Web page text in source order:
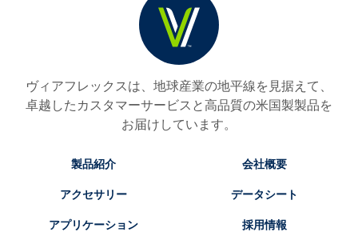
ヴィアフレックスは、地球産業の地平線を見据えて、
卓越したカスタマーサービスと高品質の米国製製品を
お届けしています。
製品紹介
アクセサリー
アプリケーション
会社概要
データシート
採用情報